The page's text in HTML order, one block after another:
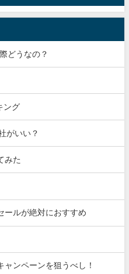
どうなの？
ング
がいい？
みた
ールが絶対におすすめ
ンペーンを狙うべし！